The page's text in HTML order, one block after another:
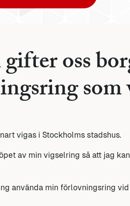
oss
som
vigas i Stockholms stadshus.
av min vigselring så att jag
använda min förlovningsring